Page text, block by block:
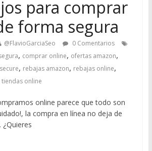
para comprar
forma segura
@FlavioGarciaSeo
0 Comentarios
, comprar online, ofertas amazon,
, rebajas amazon, rebajas online,
tiendas online
online parece que todo son
la compra en línea no deja de